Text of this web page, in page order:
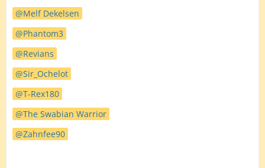
Melf Dekelsen
Phantom3
Revians
Sir_Ochelot
T-Rex180
The Swabian Warrior
Zahnfee90